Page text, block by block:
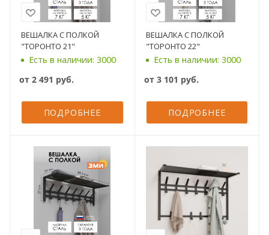
ВЕШАЛКА С ПОЛКОЙ
"ТОРОНТО 21"
Есть в наличии: 3000
от 2 491 руб.
ПОДРОБНЕЕ
ВЕШАЛКА С ПОЛКОЙ
"ТОРОНТО 22"
Есть в наличии: 3000
от 3 101 руб.
ПОДРОБНЕЕ